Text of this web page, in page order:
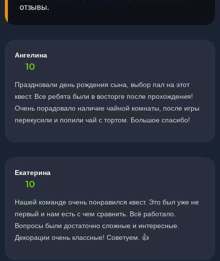
отзывы.
Ангелина
10
Праздновали день рождения сына, выбор пал на этот
квест. Все ребята были в восторге после прохождения!
Очень порадовало наличие чайной комнаты, после игры
перекусили и попили чай с тортом. Большое спасибо!
Екатерина
10
Нашей команде очень понравился квест. Это был уже не
первый и нам есть с чем сравнить. Всё работало.
Вопросы были достаточно сложные и интересные.
Декорации очень классные! Советуем. 👍